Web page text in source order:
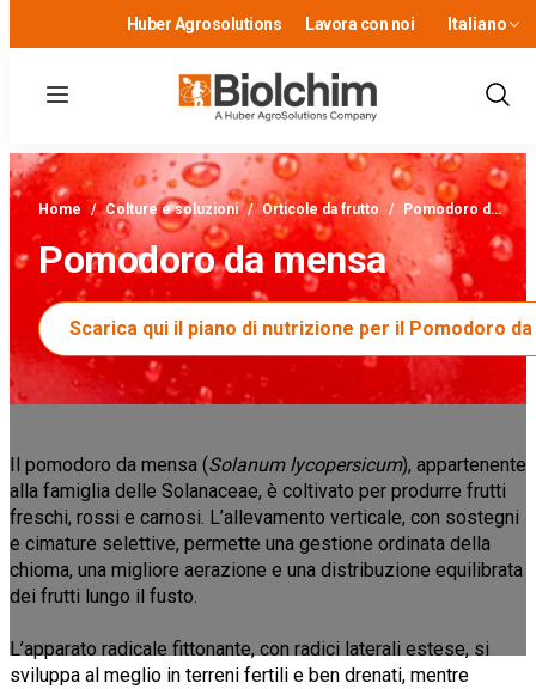
Huber Agrosolutions Lavora con noi Italiano
Menu
Show
Home / Colture e soluzioni / Orticole da frutto / Pomodoro d…
Pomodoro da mensa
Scarica qui il piano di nutrizione per il Pomodoro
Il pomodoro da mensa (Solanum lycopersicum), appartenente
alla famiglia delle Solanaceae, è coltivato per produrre frutti
freschi, rossi e carnosi. L’allevamento verticale, con sostegni
e cimature selettive, permette una gestione ordinata della
chioma, una migliore aerazione e una distribuzione equilibrata
dei frutti lungo il fusto.
L’apparato radicale fittonante, con radici laterali estese, si
sviluppa al meglio in terreni fertili e ben drenati, mentre